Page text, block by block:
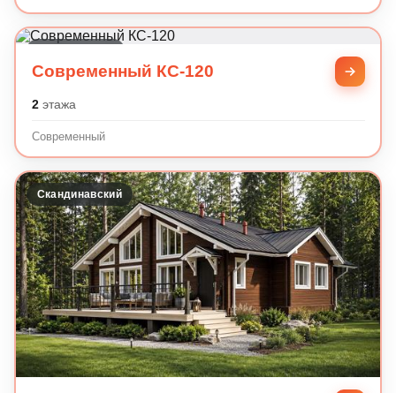
Современный КС-120
2этажа
Современный
Скандинавский